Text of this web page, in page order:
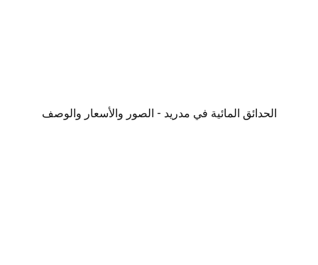
الحدائق المائية في مدريد - الصور والأسعار والوصف